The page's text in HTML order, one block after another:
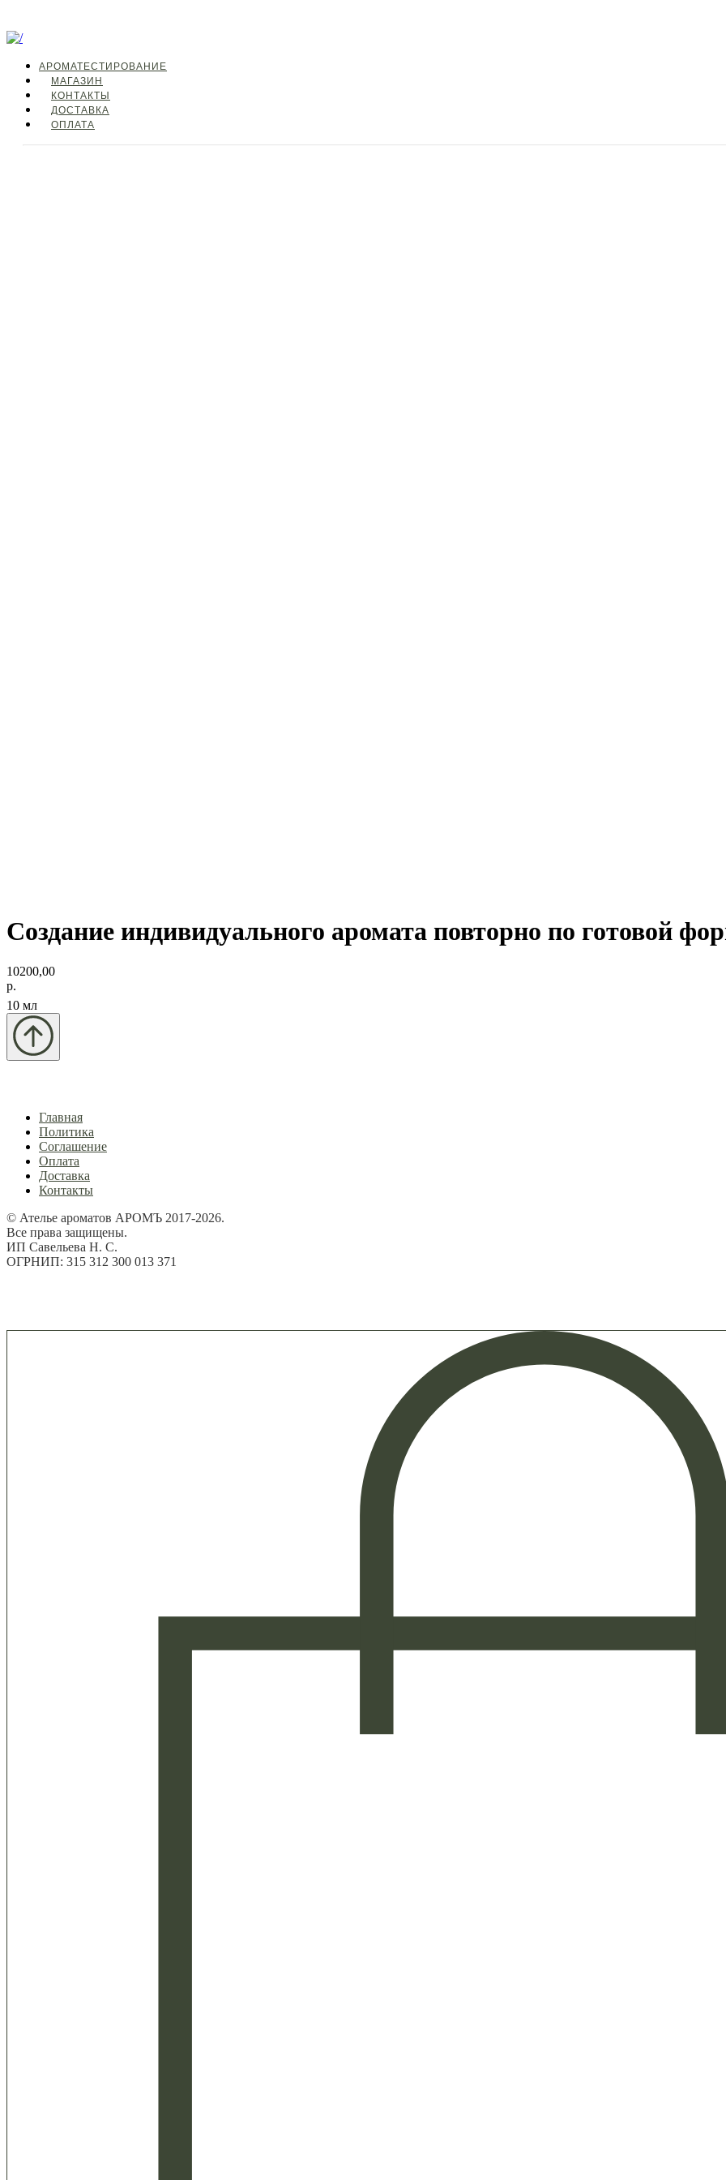
АРОМАТЕСТИРОВАНИЕ
МАГАЗИН
КОНТАКТЫ
ДОСТАВКА
ОПЛАТА
Создание индивидуального аромата повторно по готовой
10200,00
р.
10 мл
Главная
Политика
Соглашение
Оплата
Доставка
Контакты
© Ателье ароматов АРОМЪ 2017-2026.
Все права защищены.
ИП Савельева Н. С.
ОГРНИП: 315 312 300 013 371